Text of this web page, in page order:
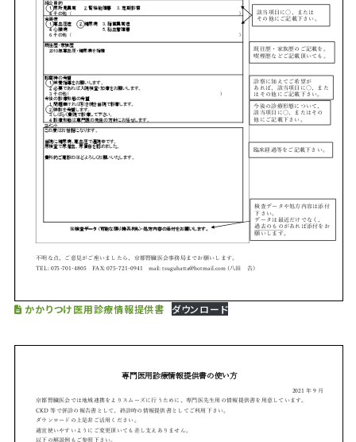
かかりつけ医用診療情報提供書 ダウンロード